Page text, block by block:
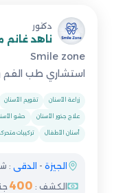
دكتور
ناهد
Smile zone
استشاري طب الفم
زراعة الأسنان تقويم الأسنان
علاج جذور الأسنان حشو
أسنان الأطفال تركيبات
الجيزة - الدقى :
الكشف : 400